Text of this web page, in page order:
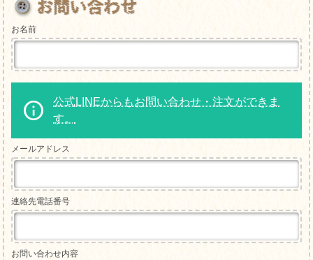
お名前
公式LINEからもお問い合わせ・注文ができま
す。
メールアドレス
連絡先電話番号
お問い合わせ内容